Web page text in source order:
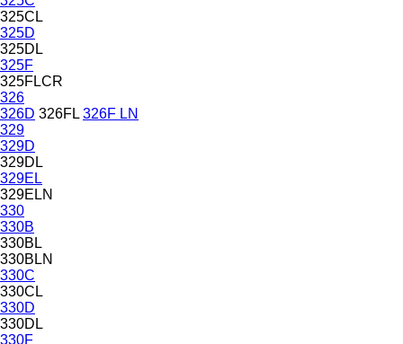
325CL
325D
325DL
325F
325FLCR
326
326D 326FL 326F LN
329
329D
329DL
329EL
329ELN
330
330B
330BL
330BLN
330C
330CL
330D
330DL
330F